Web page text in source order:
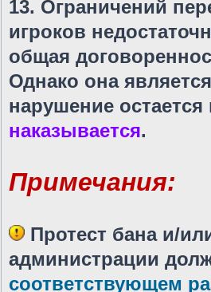
13. Ограничений
игроков
общая
Однако она
нарушение
наказывается.
Примечания:
Протест банаи/
администрации
соответствующем